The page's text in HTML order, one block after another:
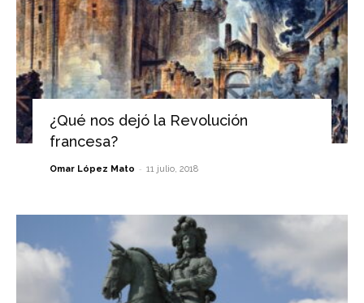
¿Qué nos dejó la Revolución
francesa?
Omar López Mato - 11 julio, 2018